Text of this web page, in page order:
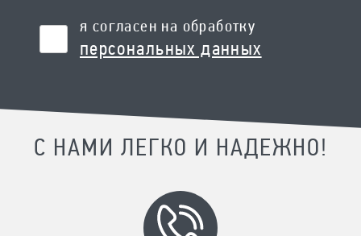
я согласен на обработку
персональных данных
С НАМИ ЛЕГКО И НАДЕЖНО!